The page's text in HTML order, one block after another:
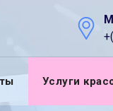
Услуги